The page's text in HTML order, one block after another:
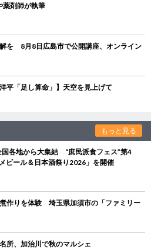
薬剤師が執筆
を 8月8日広島市で公開講座、オンライン
平「足し算命」】天空を見上げて
もっと見る
国各地から大集結 “庶民派食フェス”第4
ビール＆日本酒祭り2026」を開催
作りを体験 埼玉県加須市の「ファミリー
所、加治川で秋のマルシェ